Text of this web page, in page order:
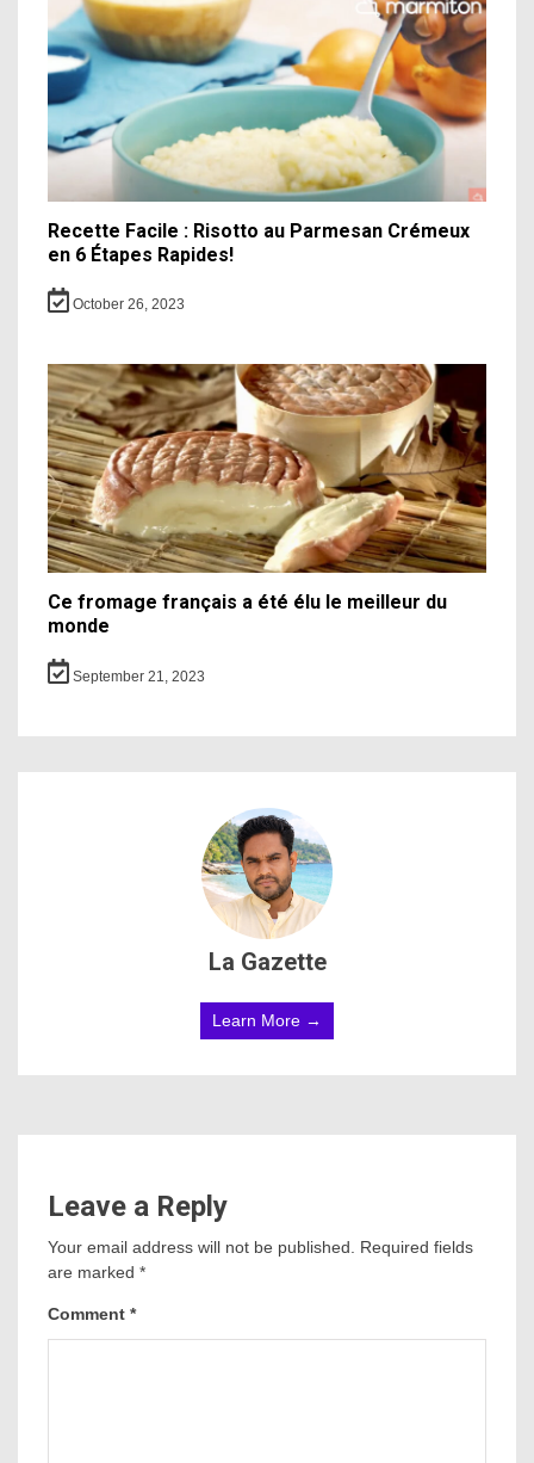
Recette Facile : Risotto au Parmesan Crémeux
en 6 Étapes Rapides!
October 26, 2023
Ce fromage français a été élu le meilleur du
monde
September 21, 2023
La Gazette
Learn More →
Leave a Reply
Your email address will not be published.
Required fields
are marked *
Comment *